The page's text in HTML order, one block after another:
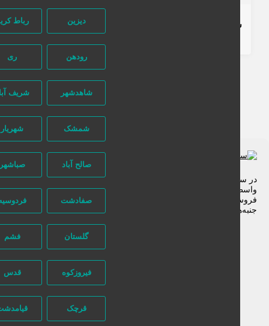
دیزین رباط کریم
رودهن
شاهدشهر شریف آباد
شمشک شهریار
صالح آباد صباشهر
صفادشت فردوسیه
گلستان فشم
فیروزکوه قدس
قرچک قیامدشت
سایت تبلیغاتی نیازجو کاربران مستقیما با هم تماس می‌گیرند و هیچ
در این میان وجود ندارد، پس دقت فرمایید که در خرید و
شما نیازجو هیچ دخالتی نداشته و کاربران باید خودشان
مختلف امنیتی را در نظر بگیرند.